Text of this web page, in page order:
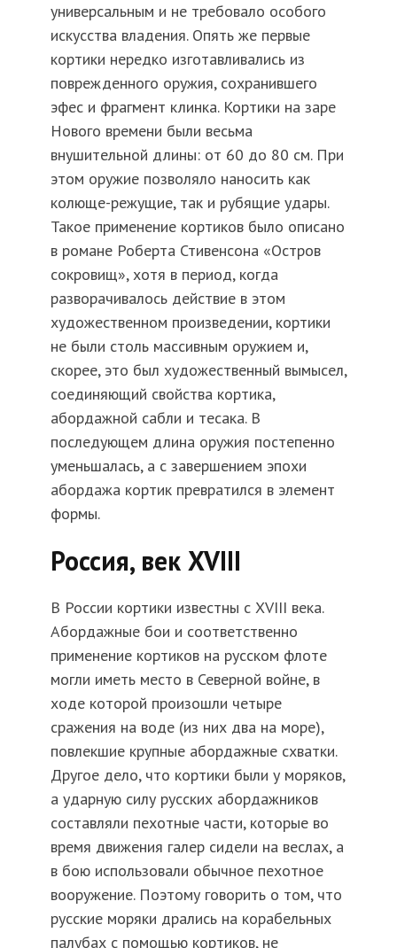
универсальным и не требовало особого
искусства владения. Опять же первые
кортики нередко изготавливались из
поврежденного оружия, сохранившего
эфес и фрагмент клинка. Кортики на заре
Нового времени были весьма
внушительной длины: от 60 до 80 см. При
этом оружие позволяло наносить как
колюще-режущие, так и рубящие удары.
Такое применение кортиков было описано
в романе Роберта Стивенсона «Остров
сокровищ», хотя в период, когда
разворачивалось действие в этом
художественном произведении, кортики
не были столь массивным оружием и,
скорее, это был художественный вымысел,
соединяющий свойства кортика,
абордажной сабли и тесака. В
последующем длина оружия постепенно
уменьшалась, а с завершением эпохи
абордажа кортик превратился в элемент
формы.
Россия, век XVIII
В России кортики известны с XVIII века.
Абордажные бои и соответственно
применение кортиков на русском флоте
могли иметь место в Северной войне, в
ходе которой произошли четыре
сражения на воде (из них два на море),
повлекшие крупные абордажные схватки.
Другое дело, что кортики были у моряков,
а ударную силу русских абордажников
составляли пехотные части, которые во
время движения галер сидели на веслах, а
в бою использовали обычное пехотное
вооружение. Поэтому говорить о том, что
русские моряки дрались на корабельных
палубах с помощью кортиков, не